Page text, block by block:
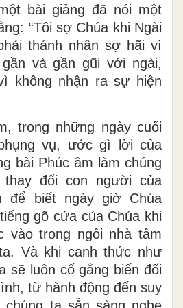
bài giảng đã nói một
“Tôi sợ Chúa khi Ngài
thánh nhân sợ hãi vì
và gần gũi với ngài,
không nhận ra sự hiện
trong những ngày cuối
vụ, ước gì lời của
bài Phúc âm làm chúng
đổi con người của
để biết ngày giờ Chúa
gõ cửa của Chúa khi
vào trong ngôi nhà tâm
Và khi canh thức như
sẽ luôn cố gắng biến đổi
từ hành động đến suy
chúng ta sẵn sàng nghe